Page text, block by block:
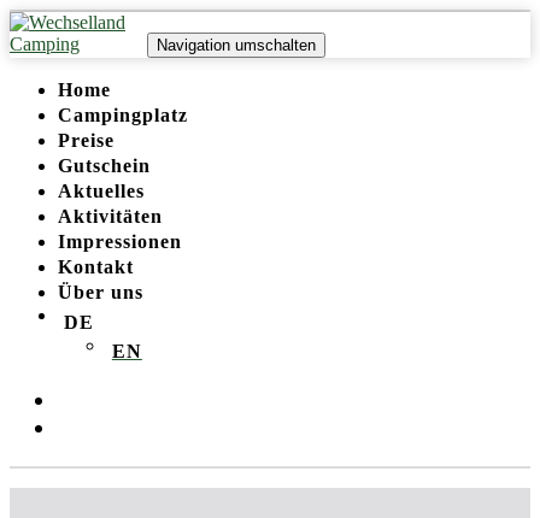
Links
überspringen
Zur
primären
springen
springen
Navigation umschalten
Home
Campingplatz
Preise
Gutschein
Aktuelles
Aktivitäten
Impressionen
Kontakt
Über uns
DE
EN